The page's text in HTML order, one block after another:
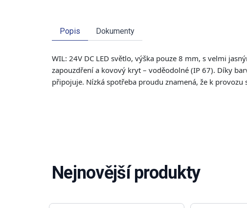
Popis Dokumenty
WIL: 24V DC LED světlo, výška pouze 8 mm, s velmi
zapouzdření a kovový kryt – voděodolné (IP 67). Díky
připojuje. Nízká spotřeba proudu znamená, že k provozu
Nejnovější produkty